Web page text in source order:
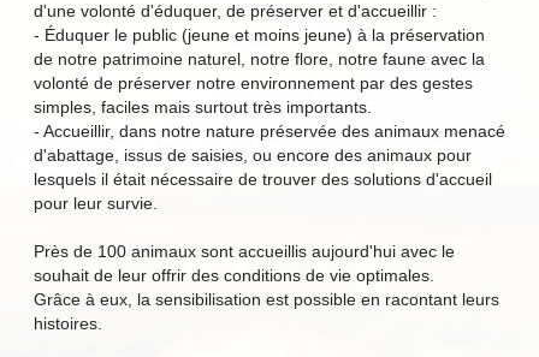
d'une volonté d'éduquer, de préserver et d'accueillir :
- Éduquer le public (jeune et moins jeune) à la préservation
de notre patrimoine naturel, notre flore, notre faune avec la
volonté de préserver notre environnement par des gestes
simples, faciles mais surtout très importants.
- Accueillir, dans notre nature préservée des animaux menacé
d'abattage, issus de saisies, ou encore des animaux pour
lesquels il était nécessaire de trouver des solutions d'accueil
pour leur survie.
Près de 100 animaux sont accueillis aujourd'hui avec le
souhait de leur offrir des conditions de vie optimales.
Grâce à eux, la sensibilisation est possible en racontant leurs
histoires.